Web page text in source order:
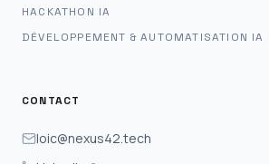
HACKATHON IA
DÉVELOPPEMENT & AUTOMATISATION IA
CONTACT
loic@nexus42.tech